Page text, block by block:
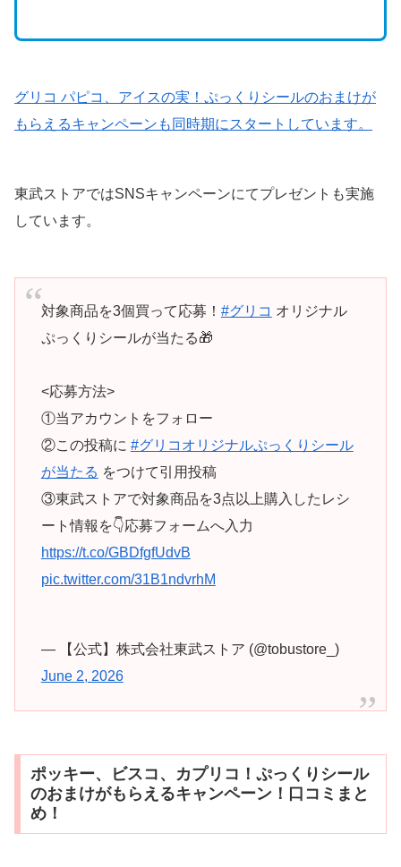
グリコ パピコ、アイスの実！ぷっくりシールのおまけが
もらえるキャンペーンも同時期にスタートしています。
東武ストアではSNSキャンペーンにてプレゼントも実施
しています。
対象商品を3個買って応募！ #グリコ オリジナル
ぷっくりシールが当たる🎁
<応募方法>
①当アカウントをフォロー
②この投稿に #グリコオリジナルぷっくりシール
が当たる をつけて引用投稿
③東武ストアで対象商品を3点以上購入したレシ
ート情報を👇応募フォームへ入力
https://t.co/GBDfgfUdvB
pic.twitter.com/31B1ndvrhM
— 【公式】株式会社東武ストア (@tobustore_)
June 2, 2026
ポッキー、ビスコ、カプリコ！ぷっくりシール
のおまけがもらえるキャンペーン！口コミまと
め！